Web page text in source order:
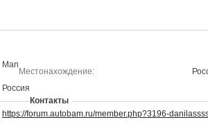
Man
Местонахождение
Россия
Контакты
https://forum.autobam.ru/member.php?3196-